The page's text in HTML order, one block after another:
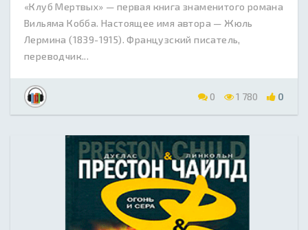
«Клуб Мертвых» — первая книга знаменитого романа
Вильяма Кобба. Настоящее имя автора — Жюль
Лермина (1839-1915). Французский писатель,
переводчик...
0 1 780 0